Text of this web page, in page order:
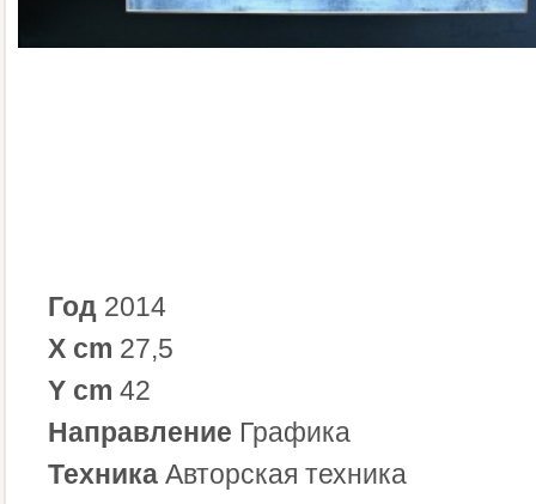
Год 2014
X cm 27,5
Y cm 42
Направление Графика
Техника Авторская техника